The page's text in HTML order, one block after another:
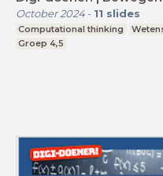
October 2024- 11 slides
Computational thinking
Groep 4,5